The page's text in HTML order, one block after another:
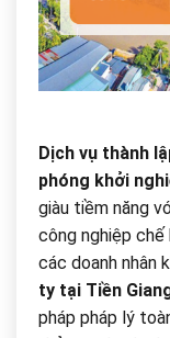
Dịch vụ thành
phóng khởi
giàu tiềm năng
công nghiệp
các doanh nhân
ty tại Tiền
pháp pháp lý